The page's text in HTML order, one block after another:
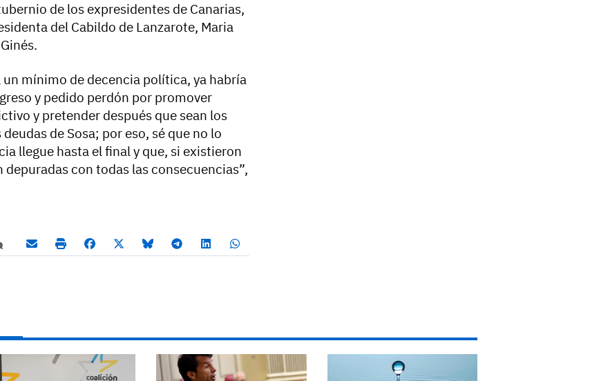
de los expresidentes de Canarias,
del Cabildo de Lanzarote, Maria
mínimo de decencia política, ya habría
y pedido perdón por promover
y pretender después que sean los
de Sosa; por eso, sé que no lo
llegue hasta el final y que, si existieron
con todas las consecuencias”,